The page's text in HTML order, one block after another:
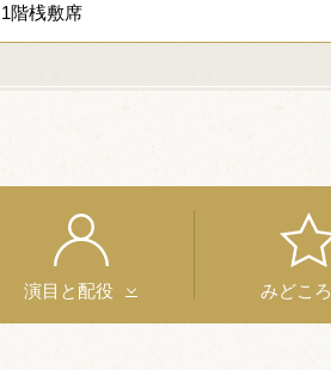
1階桟敷席
演目と配役 みどころ